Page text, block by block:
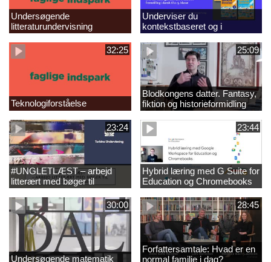
Undersøgende
litteraturundervisning
Underviser du
kontekstbaseret og i
autentiske skrivesituationer?
32:25
Teknologiforståelse
25:09
Blodkongens datter. Fantasy,
fiktion og historieformidling
23:24
#UNGLETLÆST – arbejd
litterært med bøger til
læsesvage unge
23:44
Hybrid læring med G Suite for
Education og Chromebooks
30:00
Undersøgende matematik
28:45
Forfattersamtale: Hvad er en
normal familie i dag?